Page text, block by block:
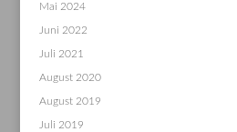
Mai 2024
Juni 2022
Juli 2021
August 2020
August 2019
Juli 2019